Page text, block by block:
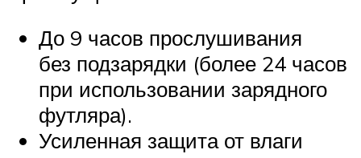
До 9 часов прослушивания
без подзарядки (более 24 часов
при использовании зарядного
футляра).
Усиленная защита от влаги